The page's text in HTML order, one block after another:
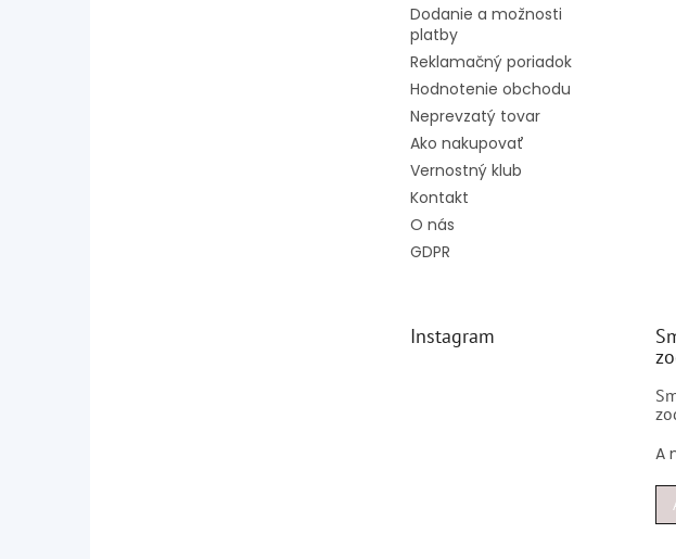
Dodanie a možnosti
platby
Reklamačný poriadok
Hodnotenie obchodu
Neprevzatý tovar
Ako nakupovať
Vernostný klub
Kontakt
O nás
GDPR
Instagram
A